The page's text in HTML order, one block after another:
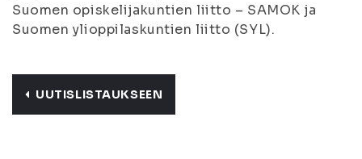
Suomen opiskelijakuntien liitto – SAMOK ja
Suomen ylioppilaskuntien liitto (SYL).
UUTISLISTAUKSEEN